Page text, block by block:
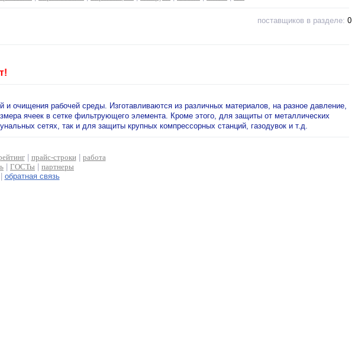
поставщиков в разделе: 0
очищения рабочей среды. Изготавливаются из различных материалов, на разное давление,
ячеек в сетке фильтрующего элемента. Кроме этого, для защиты от металлических
сетях, так и для защиты крупных компрессорных станций, газодувок и т.д.
| прайс-строки| работа
ГОСТы
партнеры
обратная связь